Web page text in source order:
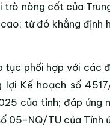
nòng cốt của
từ đó khẳng định
phối hợp với các
Kế hoạch số
của tỉnh; đáp ứng
05-NQ/TU của Tỉnh